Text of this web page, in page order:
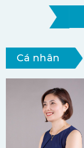
Cá nhân